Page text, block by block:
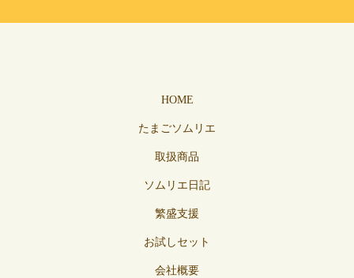
HOME
たまごソムリエ
取扱商品
ソムリエ日記
繁盛支援
お試しセット
会社概要